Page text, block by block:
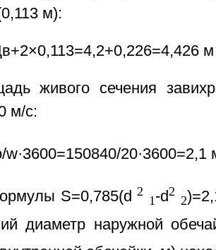
м):
м
живого сечения
м/с:
w·3600=150840/20·3600=2,1
S=0,785(d 2
1-d2
2
диаметр наружной